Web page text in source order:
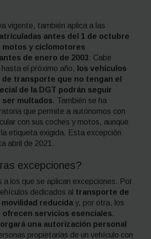
vigente, también aplica a las
antes del 1 de octubre
motos y ciclomotores
de enero de 2003. Cabe
el próximo año,
los vehículos
de transporte que no tengan el
de la DGT podrán seguir
ser multados. También se ha
que permite a autónomos con
con sus coches y motos, aunque
la etiqueta exigida. Esta excepción
abril de 2021.
excepciones?
a los que se aplican excepciones. Por
dedicados al transporte de
reducida y, por otra, los
ofrecen servicios esenciales.
una autorización personal
propietarias de un vehículo con